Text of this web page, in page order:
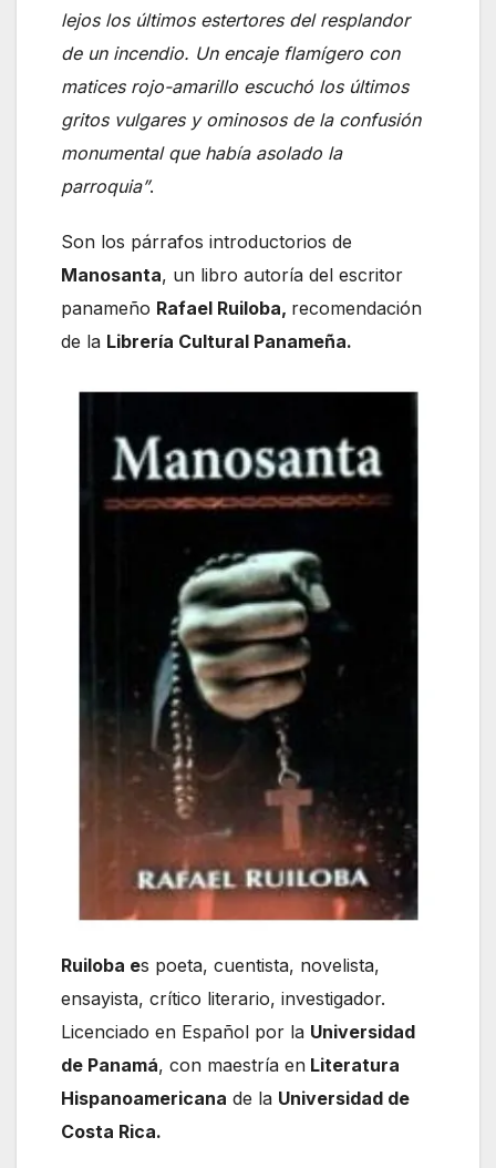
lejos los últimos estertores del resplandor
de un incendio. Un encaje flamígero con
matices rojo-amarillo escuchó los últimos
gritos vulgares y ominosos de la confusión
monumental que había asolado la
parroquia”.
Son los párrafos introductorios de
Manosanta, un libro autoría del escritor
panameño Rafael Ruiloba, recomendación
de la Librería Cultural Panameña.
Ruiloba es poeta, cuentista, novelista,
ensayista, crítico literario, investigador.
Licenciado en Español por la Universidad
de Panamá, con maestría en Literatura
Hispanoamericana de la Universidad de
Costa Rica.